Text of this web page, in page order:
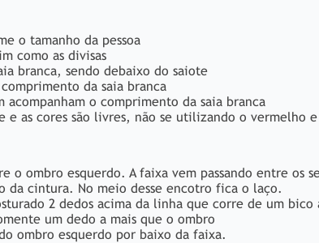
o tamanho da pessoa
como as divisas
branca, sendo debaixo do saiote
da saia branca
o comprimento da saia branca
e as cores são livres, não se utilizando o vermelho
o ombro esquerdo. A faixa vem passando entre os
da cintura. No meio desse encotro fica o laço.
2 dedos acima da linha que corre de um
um dedo a mais que o ombro
ombro esquerdo por baixo da faixa.